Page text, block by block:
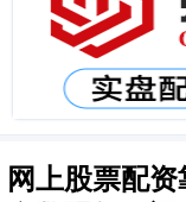
网上股票配